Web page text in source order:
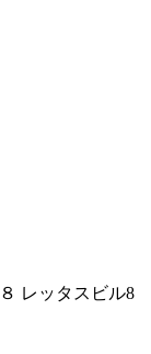
レッタスビル8